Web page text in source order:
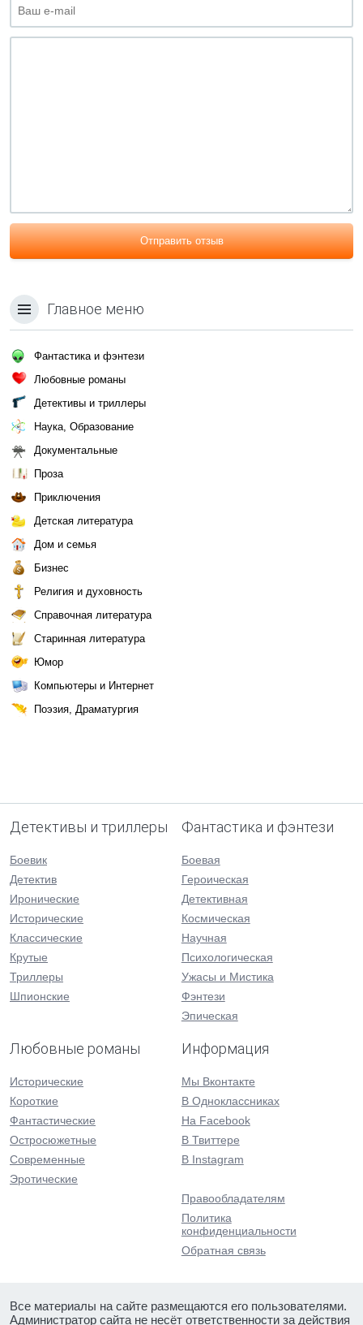
Отправить отзыв
Главное меню
Фантастика и фэнтези
Любовные романы
Детективы и триллеры
Наука, Образование
Документальные
Проза
Приключения
Детская литература
Дом и семья
Бизнес
Религия и духовность
Справочная литература
Старинная литература
Юмор
Компьютеры и Интернет
Поэзия, Драматургия
Детективы и триллеры
Боевик
Детектив
Иронические
Исторические
Классические
Крутые
Триллеры
Шпионские
Фантастика и фэнтези
Боевая
Героическая
Детективная
Космическая
Научная
Психологическая
Ужасы и Мистика
Фэнтези
Эпическая
Любовные романы
Исторические
Короткие
Фантастические
Остросюжетные
Современные
Эротические
Информация
Мы Вконтакте
В Одноклассниках
На Facebook
В Твиттере
В Instagram
Правообладателям
Политика
конфиденциальности
Обратная связь
Все материалы на сайте размещаются его пользователями.
Администратор сайта не несёт ответственности за действия